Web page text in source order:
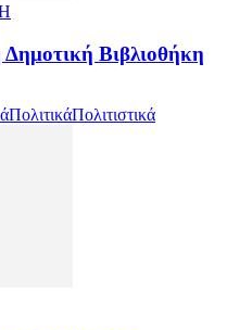
Βιβλιοθήκη
ΠολιτικάΠολιτιστικά